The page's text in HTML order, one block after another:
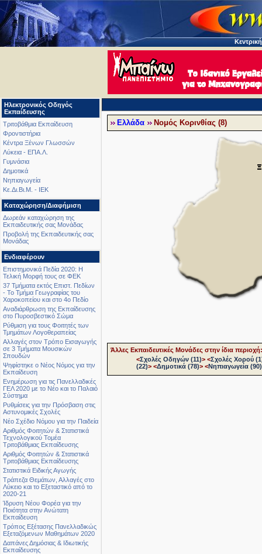
Ηλεκτρονικός Οδηγός
Εκπαίδευσης
Τριτοβάθμια Εκπαίδευση
Φροντιστήρια
Κέντρα Ξένων Γλωσσών
Λύκεια - ΕΠΑ.Λ.
Γυμνάσια
Δημοτικά
Νηπιαγωγεία
Κε.Δι.Βι.Μ. - ΙΕΚ
Καταχώρηση/Διαφήμιση
Δωρεάν καταχώρηση της
Εκπαιδευτικής σας Μονάδας
Προβολή της Εκπαιδευτικής σας
Μονάδας
Ενδιαφέρουν
Επιστημονικά Πεδία 2020: Η
Τελική Μορφή τους σε ΦΕΚ
37 Τμήματα εκτός Επιστ. Πεδίων
- Το Τμήμα Γεωγραφίας του
Χαροκοπείου και στο 4ο Πεδίο
Αναδιάρθρωση της Εκπαίδευσης
στο Πυροσβεστικό Σώμα
Ρύθμιση για τους Φοιτητές των
Τμημάτων Λογοθεραπείας
Αλλαγές στον Τρόπο Εισαγωγής
σε 3 Τμήματα Μουσικών
Σπουδών
Ψηφίστηκε ο Νέος Νόμος για την
Εκπαίδευση
Ενημέρωση για τις Πανελλαδικές
ΓΕΛ 2020 με το Νέο και το Παλαιό
Σύστημα
Ρυθμίσεις για την Πρόσβαση στις
Αστυνομικές Σχολές
Νέο Σχέδιο Νόμου για την Παιδεία
Αριθμός Φοιτητών & Στατιστικά
Τεχνολογικού Τομέα
Τριτοβάθμιας Εκπαίδευσης
Αριθμός Φοιτητών & Στατιστικά
Τριτοβάθμιας Εκπαίδευσης
Στατιστικά Ειδικής Αγωγής
Τράπεζα Θεμάτων, Αλλαγές στο
Λύκειο και το Εξεταστικό από το
2020-21
Ίδρυση Νέου Φορέα για την
Ποιότητα στην Ανώτατη
Εκπαίδευση
Τρόπος Εξέτασης Πανελλαδικώς
Εξεταζόμενων Μαθημάτων 2020
Δαπάνες Δημόσιας & Ιδιωτικής
Εκπαίδευσης
Ελλάδα Νομός Κορινθίας (8)
Άλλες Εκπαιδευτικές Μονάδες στην ίδια περιοχή:
<Σχολές Οδηγών (11)> <Σχολές Χορού
(22)> <Δημοτικά (78)> <Νηπιαγωγεία (90)